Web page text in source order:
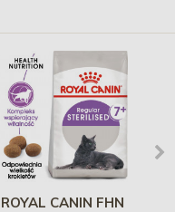
ROYAL CANIN FHN